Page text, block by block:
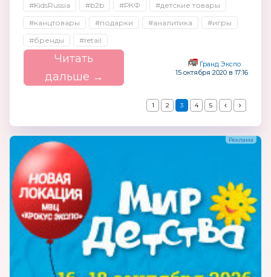
#KidsRussia #b2b #РКФ
#детские товары
#канцтовары
#подарки #аналитика
#игры
#бренды
#retail
Читать
дальше →
Гранд Экспо
15 октября 2020 в 17:16
1 2 3 4 5